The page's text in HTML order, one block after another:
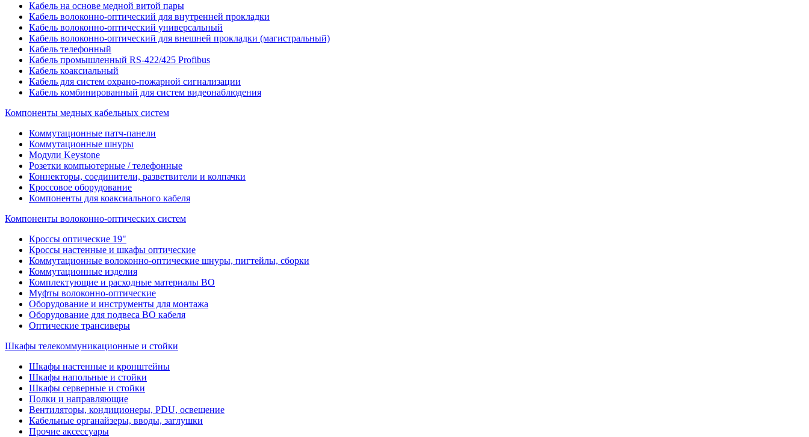
Кабель на основе медной витой пары
Кабель волоконно-оптический для внутренней прокладки
Кабель волоконно-оптический универсальный
Кабель волоконно-оптический для внешней прокладки (магистральный)
Кабель телефонный
Кабель промышленный RS-422/425 Profibus
Кабель коаксиальный
Кабель для систем охрано-пожарной сигнализации
Кабель комбинированный для систем видеонаблюдения
Компоненты медных кабельных систем
Коммутационные патч-панели
Коммутационные шнуры
Модули Keystone
Розетки компьютерные / телефонные
Коннекторы, соединители, разветвители и колпачки
Кроссовое оборудование
Компоненты для коаксиального кабеля
Компоненты волоконно-оптических систем
Кроссы оптические 19"
Кроссы настенные и шкафы оптические
Коммутационные волоконно-оптические шнуры, пигтейлы, сборки
Коммутационные изделия
Комплектующие и расходные материалы ВО
Муфты волоконно-оптические
Оборудование и инструменты для монтажа
Оборудование для подвеса ВО кабеля
Оптические трансиверы
Шкафы телекоммуникационные и стойки
Шкафы настенные и кронштейны
Шкафы напольные и стойки
Шкафы серверные и стойки
Полки и направляющие
Вентиляторы, кондиционеры, PDU, освещение
Кабельные органайзеры, вводы, заглушки
Прочие аксеcсуары